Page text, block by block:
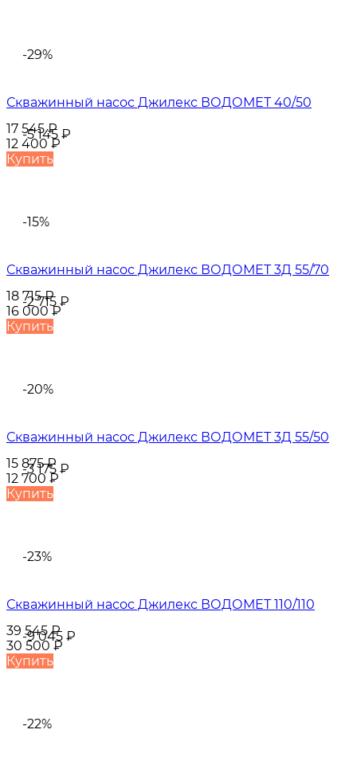
-29%
-5 145 ₽
Скважинный насос Джилекс ВОДОМЕТ 40/50
17 545₽
12 400₽
Купить
-15%
-2 715 ₽
Скважинный насос Джилекс ВОДОМЕТ 3Д 55/70
18 715₽
16 000₽
Купить
-20%
-3 175 ₽
Скважинный насос Джилекс ВОДОМЕТ 3Д 55/50
15 875₽
12 700 ₽
Купить
-23%
-9 045 ₽
Скважинный насос Джилекс ВОДОМЕТ 110/110
39 545₽
30 500₽
Купить
-22%